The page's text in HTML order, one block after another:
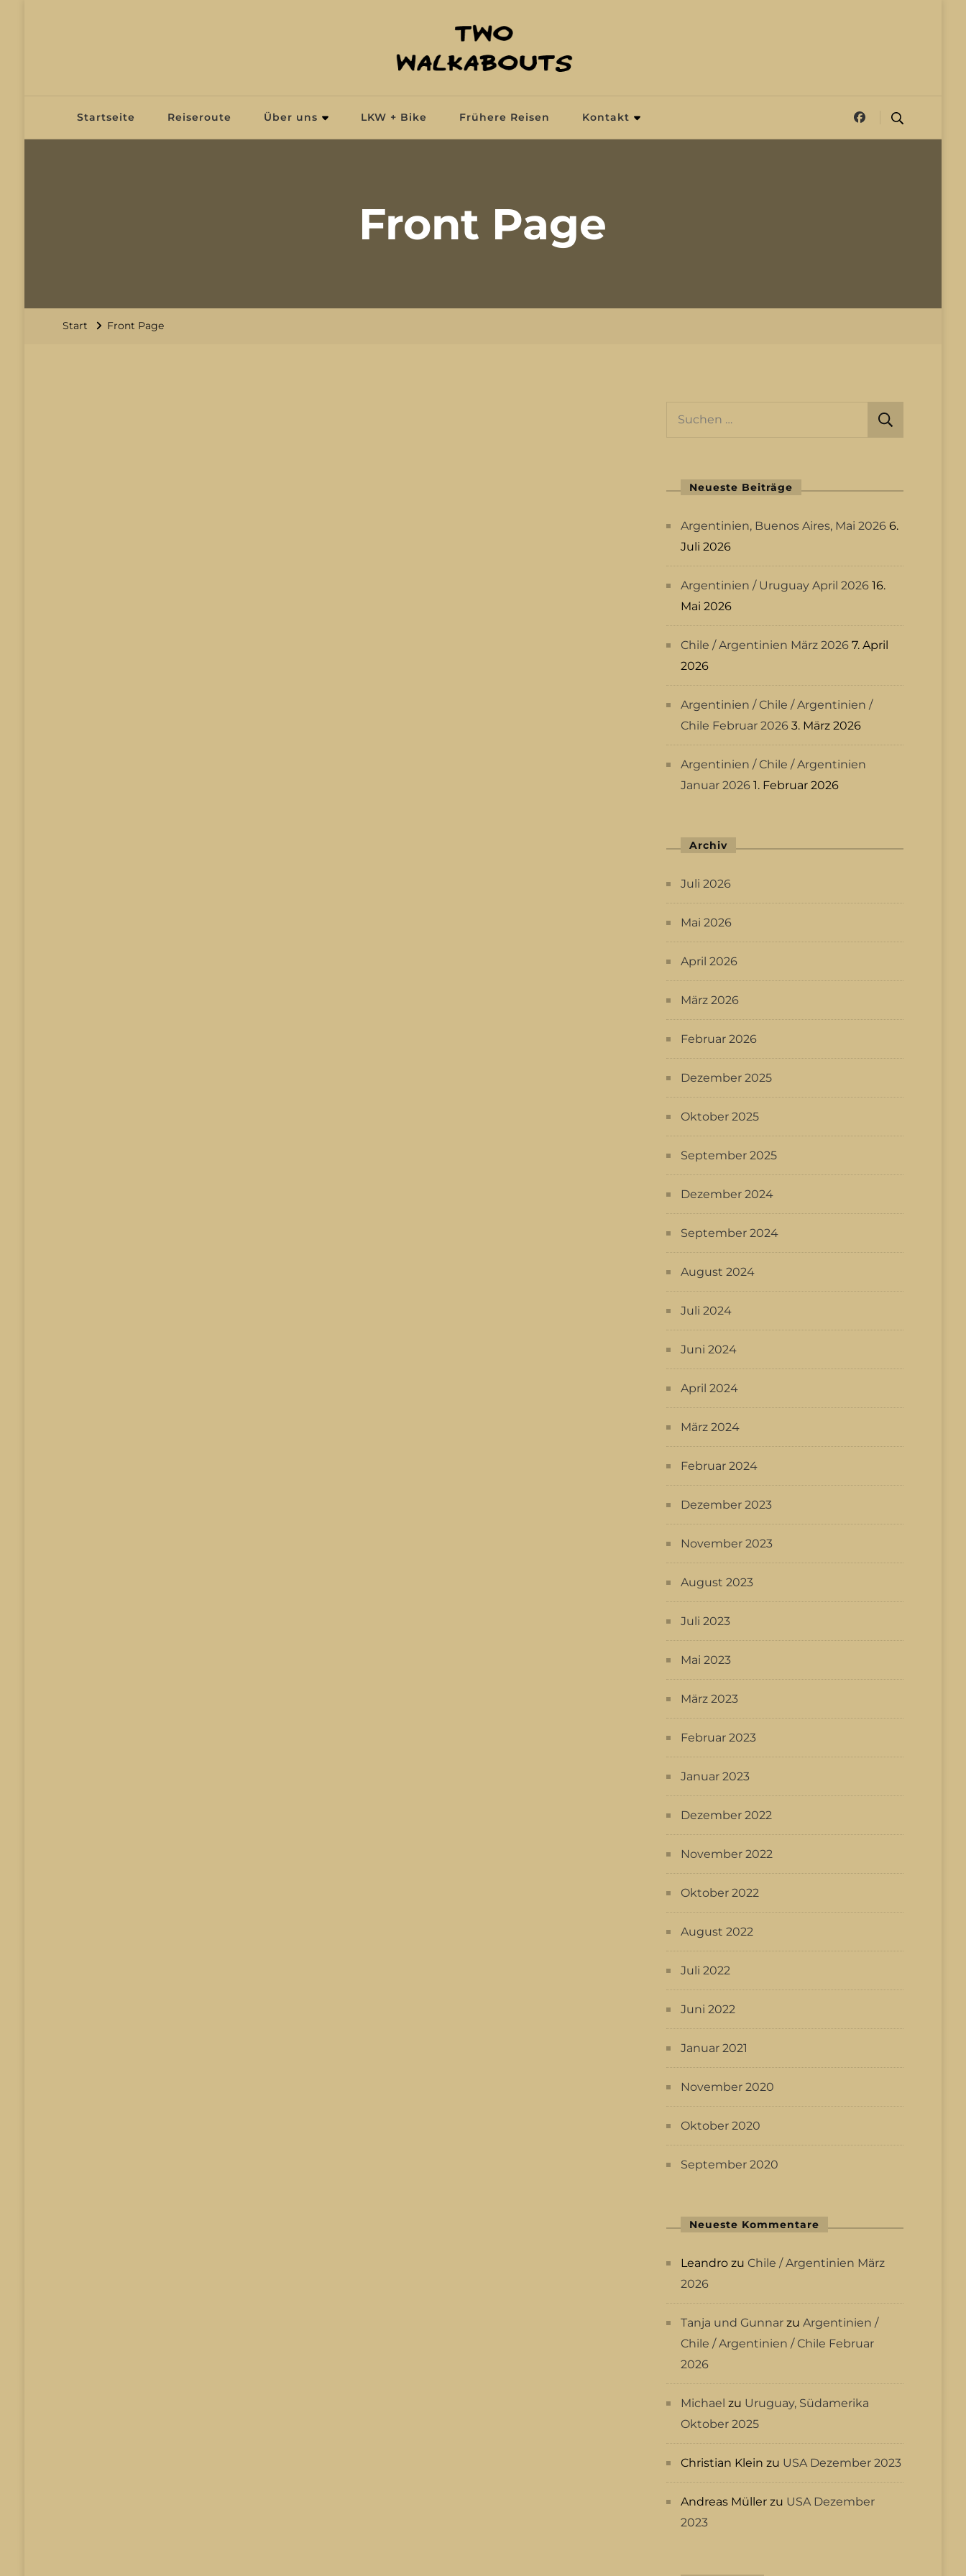
Startseite Reiseroute Über uns LKW + Bike Frühere Reisen Kontakt
Front Page
Start Front Page
Suchen
Neueste Beiträge
Argentinien, Buenos Aires, Mai 2026 6.
Juli 2026
Argentinien / Uruguay April 2026 16.
Mai 2026
Chile / Argentinien März 2026 7. April
2026
Argentinien / Chile / Argentinien /
Chile Februar 2026 3. März 2026
Argentinien / Chile / Argentinien
Januar 2026 1. Februar 2026
Archiv
Juli 2026
Mai 2026
April 2026
März 2026
Februar 2026
Dezember 2025
Oktober 2025
September 2025
Dezember 2024
September 2024
August 2024
Juli 2024
Juni 2024
April 2024
März 2024
Februar 2024
Dezember 2023
November 2023
August 2023
Juli 2023
Mai 2023
März 2023
Februar 2023
Januar 2023
Dezember 2022
November 2022
Oktober 2022
August 2022
Juli 2022
Juni 2022
Januar 2021
November 2020
Oktober 2020
September 2020
Neueste Kommentare
Leandrozu Chile / Argentinien März
2026
Tanja und Gunnarzu Argentinien /
Chile / Argentinien / Chile Februar
2026
Michael zu Uruguay, Südamerika
Oktober 2025
Christian Klein zu USA Dezember 2023
Andreas Müllerzu USA Dezember
2023